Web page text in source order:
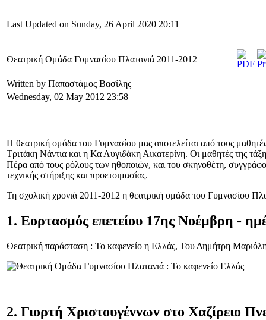
Last Updated on Sunday, 26 April 2020 20:11
Θεατρική Ομάδα Γυμνασίου Πλατανιά 2011-2012
Written by Παπαστάμος Βασίλης
Wednesday, 02 May 2012 23:58
Η θεατρική ομάδα του Γυμνασίου μας αποτελείται από τους
Τριτάκη Νάντια και η Κα Λυγιδάκη Αικατερίνη. Οι μαθητές της
Πέρα από τους ρόλους των ηθοποιών, και του σκηνοθέτη,
τεχνικής στήριξης και προετοιμασίας.
Τη σχολική χρονιά 2011-2012 η θεατρική ομάδα του Γυμνασίου
1. Εορτασμός επετείου 17ης Νοέμβρη -
Θεατρική παράσταση : Το καφενείο η Ελλάς, Του Δημήτρη
2. Γιορτή Χριστουγέννων στο Χαζίρειο